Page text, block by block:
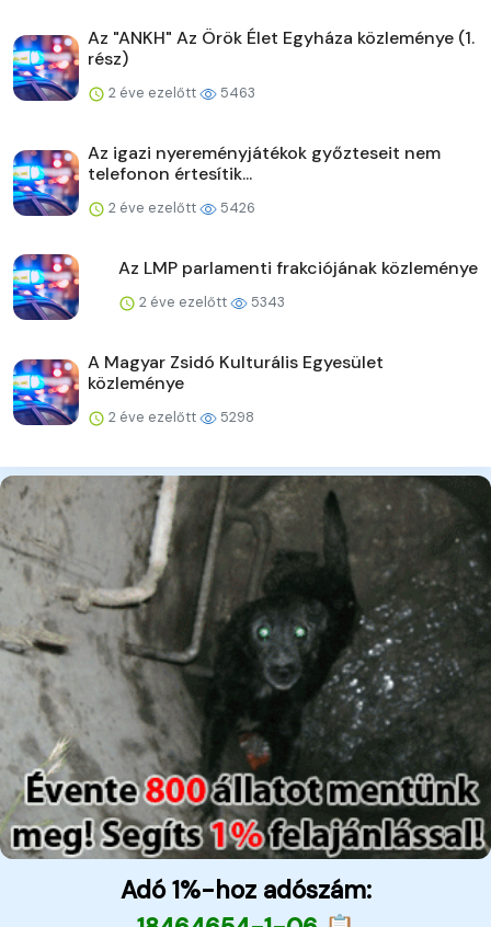
Az "ANKH" Az Örök Élet Egyháza közleménye (1.
rész)
2 éve ezelőtt 5463
Az igazi nyereményjátékok győzteseit nem
telefonon értesítik...
2 éve ezelőtt 5426
Az LMP parlamenti frakciójának közleménye
2 éve ezelőtt 5343
A Magyar Zsidó Kulturális Egyesület
közleménye
2 éve ezelőtt 5298
Adó 1%-hoz adószám: